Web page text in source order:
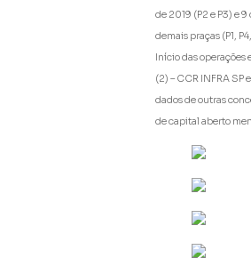
de 2019 (P2 e P3) e
demais praças (P1,
Início das operações
(2) – CCR INFRA SP
dados de outras
de capital aberto
Li e concordo com os
Privacidade